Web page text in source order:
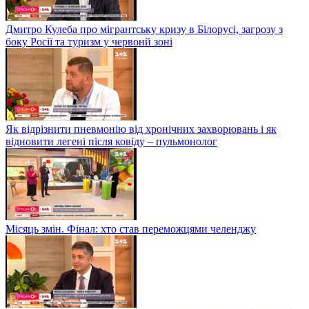
Дмитро Кулеба про мігрантську кризу в Білорусі, загрозу з
боку Росії та туризм у червонй зоні
Як відрізнити пневмонію від хронічних захворювань і як
відновити легені після ковіду – пульмонолог
Місяць змін. Фінал: хто став переможцями челенджу